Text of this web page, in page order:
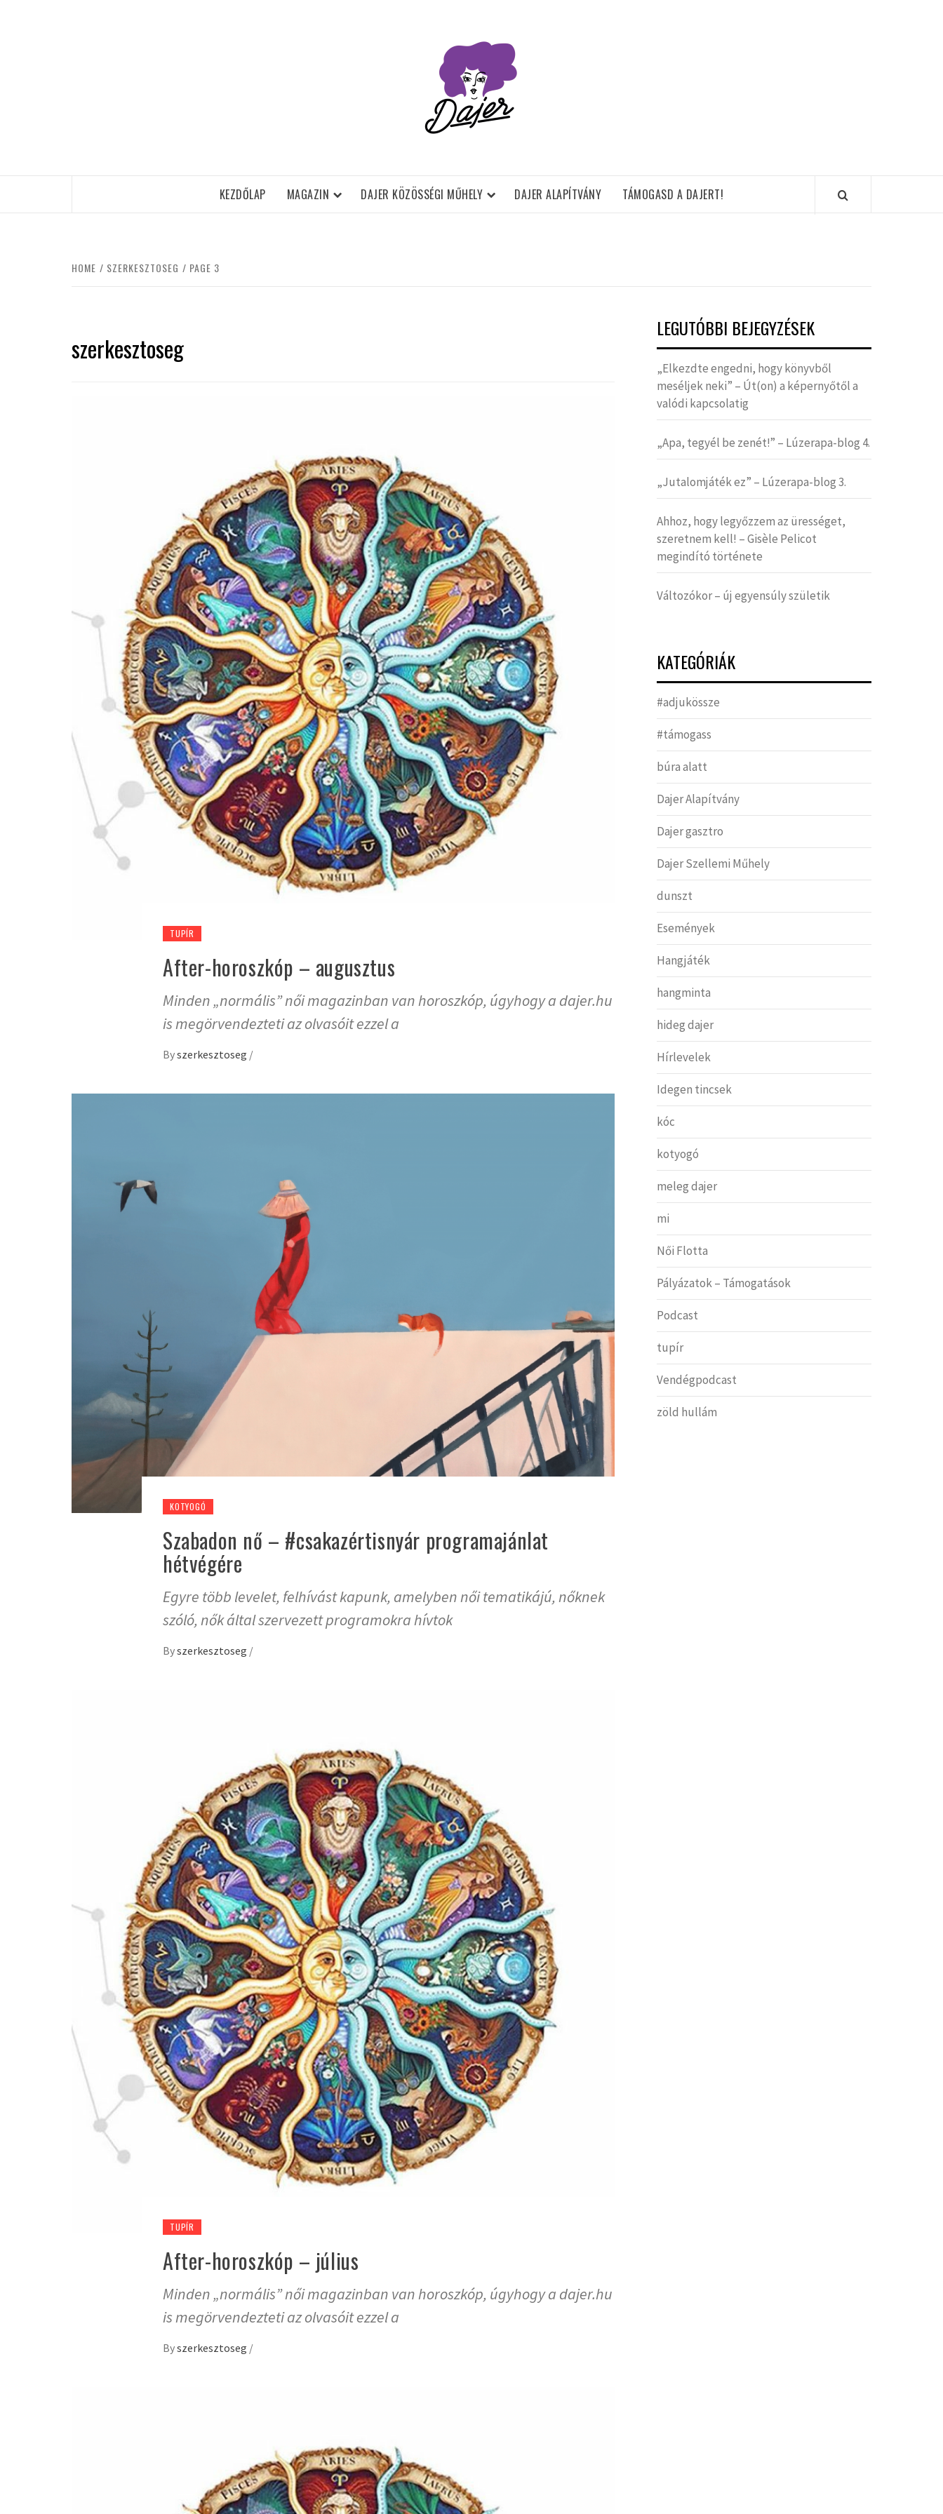
KEZDŐLAP MAGAZIN DAJER KÖZÖSSÉGI MŰHELY DAJER ALAPÍTVÁNY TÁMOGASD A DAJERT!
HOME SZERKESZTOSEG PAGE 3
szerkesztoseg
TUPÍR
After-horoszkóp – augusztus
Minden „normális” női magazinban van horoszkóp, úgyhogy a dajer.hu
is megörvendezteti az olvasóit ezzel a
Byszerkesztoseg /
KOTYOGÓ
Szabadon nő – #csakazértisnyár programajánlat
hétvégére
Egyre több levelet, felhívást kapunk, amelyben női tematikájú, nőknek
szóló, nők által szervezett programokra hívtok
Byszerkesztoseg /
TUPÍR
After-horoszkóp – július
Minden „normális” női magazinban van horoszkóp, úgyhogy a dajer.hu
is megörvendezteti az olvasóit ezzel a
Byszerkesztoseg /
LEGUTÓBBI BEJEGYZÉSEK
„Elkezdte engedni, hogy könyvből
meséljek neki” – Út(on) a képernyőtől a
valódi kapcsolatig
„Apa, tegyél be zenét!” – Lúzerapa-blog 4.
„Jutalomjáték ez” – Lúzerapa-blog 3.
Ahhoz, hogy legyőzzem az ürességet,
szeretnem kell! – Gisèle Pelicot
megindító története
Változókor – új egyensúly születik
KATEGÓRIÁK
#adjukössze
#támogass
búra alatt
Dajer Alapítvány
Dajer gasztro
Dajer Szellemi Műhely
dunszt
Események
Hangjáték
hangminta
hideg dajer
Hírlevelek
Idegen tincsek
kóc
kotyogó
meleg dajer
mi
Női Flotta
Pályázatok – Támogatások
Podcast
tupír
Vendégpodcast
zöld hullám